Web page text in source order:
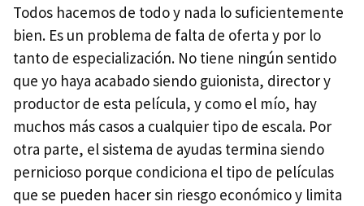
Todos hacemos de todo y nada lo suficientemente
bien. Es un problema de falta de oferta y por lo
tanto de especialización. No tiene ningún sentido
que yo haya acabado siendo guionista, director y
productor de esta película, y como el mío, hay
muchos más casos a cualquier tipo de escala. Por
otra parte, el sistema de ayudas termina siendo
pernicioso porque condiciona el tipo de películas
que se pueden hacer sin riesgo económico y limita